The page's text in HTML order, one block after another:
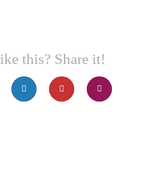
this? Share it!